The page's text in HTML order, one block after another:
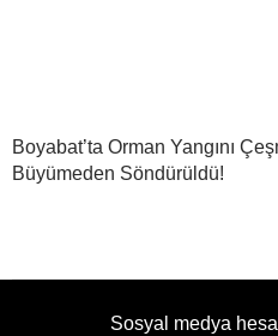
Boyabat’ta Orman Yangını
Büyümeden Söndürüldü!
Sosyal medya